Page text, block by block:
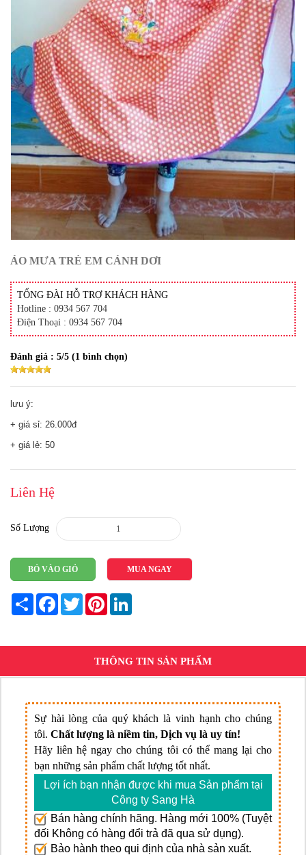
ÁO MƯA TRẺ EM CÁNH DƠI
TỔNG ĐÀI HỖ TRỢ KHÁCH HÀNG
Hotline : 0934 567 704
Điện Thoại : 0934 567 704
Đánh giá : 5/5 (1 bình chọn)
lưu ý:
+ giá sỉ: 26.000đ
+ giá lẻ: 50
Liên Hệ
Số Lượng
BỎ VÀO GIỎ MUA NGAY
Share FacebookTwitterPinterest
THÔNG TIN SẢN PHẨM
Sự hài lòng của quý khách là vinh hạnh cho chúng
tôi. Chất lượng là niềm tin, Dịch vụ là uy tín!
Hãy liên hệ ngay cho chúng tôi có thể mang lại cho
bạn những sản phẩm chất lượng tốt nhất.
Lợi ích bạn nhận được khi mua Sản phẩm tại
Công ty Sang Hà
Bán hàng chính hãng. Hàng mới 100% (Tuyệt
đối Không có hàng đổi trả đã qua sử dụng).
Bảo hành theo qui định của nhà sản xuất.